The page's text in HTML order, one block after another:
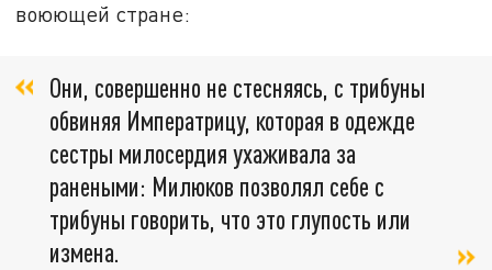
воюющей стране:
Они, совершенно не стесняясь, с трибуны
обвиняя Императрицу, которая в одежде
сестры милосердия ухаживала за
ранеными: Милюков позволял себе с
трибуны говорить, что это глупость или
измена.